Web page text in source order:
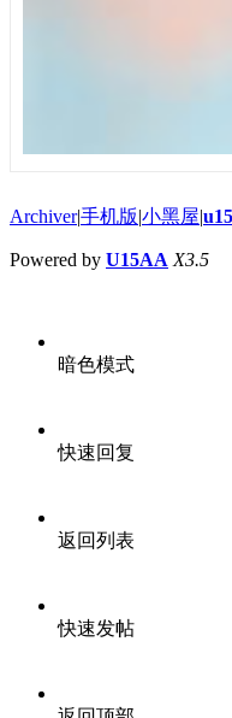
Archiver|手机版|小黑屋|
Powered by U15AA X3.5
暗色模式
快速回复
返回列表
快速发帖